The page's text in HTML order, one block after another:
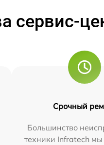
сервис-
Срочный
Большинство
техники Infratech мы